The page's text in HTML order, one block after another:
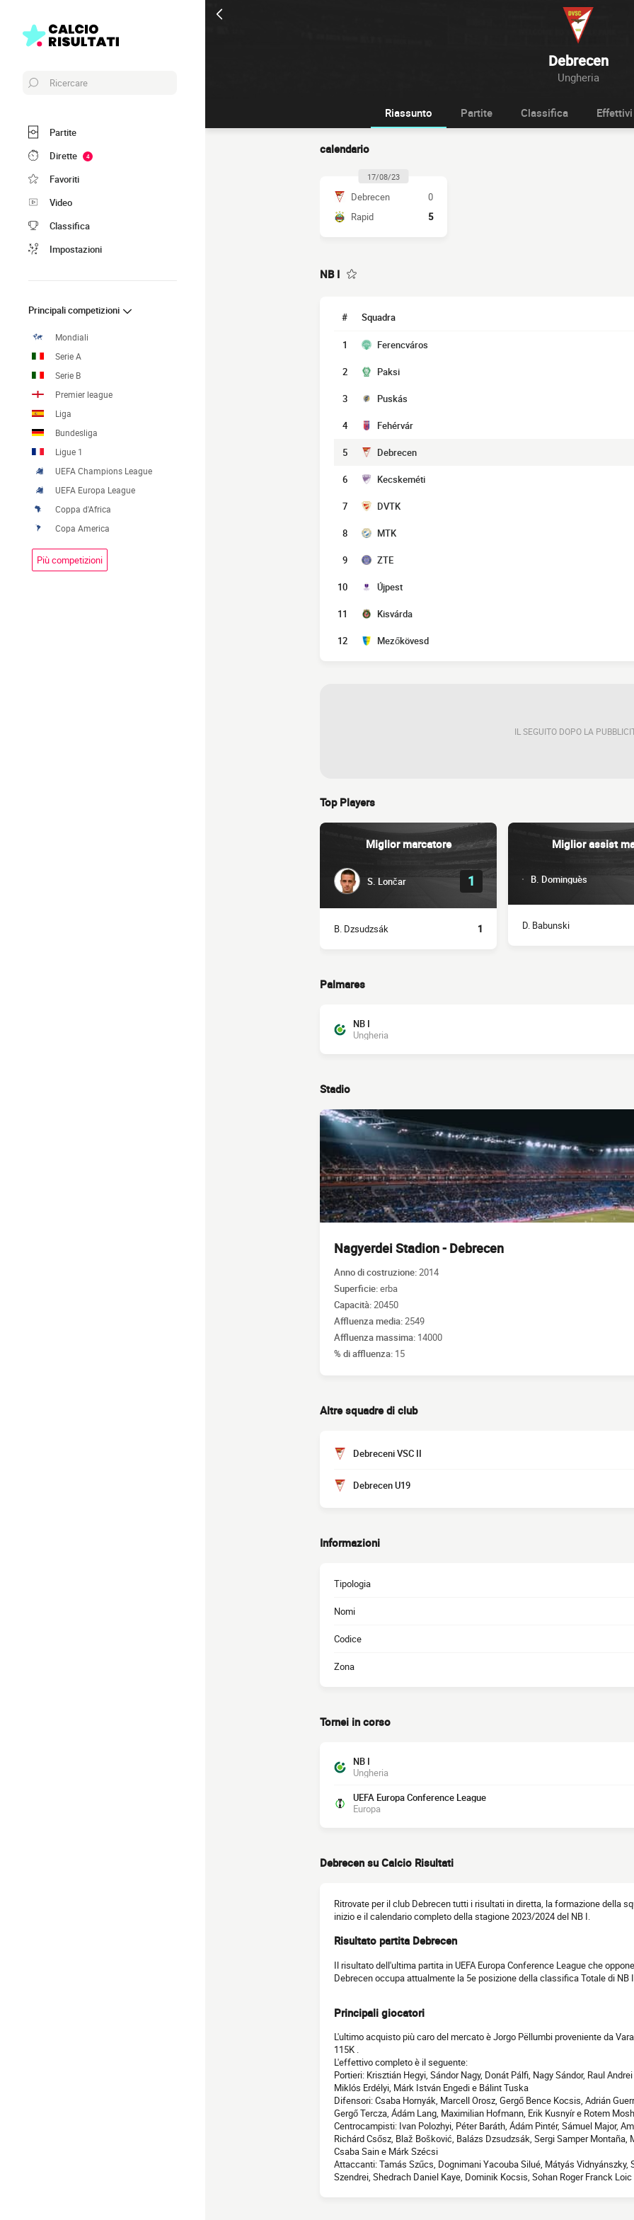
Debrecen
Ungheria
Ricercare
Partite
Dirette
4
Favoriti
Video
Classifica
Impostazioni
Principali competizioni
Mondiali
Serie A
Serie B
Premier league
Liga
Bundesliga
Ligue 1
UEFA Champions League
UEFA Europa League
Coppa d'Africa
Copa America
Più competizioni
Riassunto Partite Classifica Effettivi
calendario
17/08/23
Debrecen
0
Rapid
5
NB I
# Squadra
1 Ferencváros
2 Paksi
3 Puskás
4 Fehérvár
5 Debrecen
6 Kecskeméti
7 DVTK
8 MTK
9 ZTE
10 Újpest
11 Kisvárda
12 Mezőkövesd
IL SEGUITO DOPO LA
Top Players
Miglior marcatore
S. Lončar 1
B. Dzsudzsák 1
Miglior assist
B. Dominguès
D. Babunski
Palmares
NB I
Ungheria
Stadio
Nagyerdei Stadion - Debrecen
Anno di costruzione:2014
Superficie:erba
Capacità:20450
Affluenza media:2549
Affluenza massima: 14000
% di affluenza: 15
Altre squadre di club
Debreceni VSC II
Debrecen U19
Informazioni
Tipologia
Nomi
Codice
Zona
Tornei in corso
NB I
Ungheria
UEFA Europa Conference League
Europa
Debrecen su Calcio Risultati
Ritrovate per il club Debrecen tutti i risultati in diretta, la formazione della
inizio e il calendario completo della stagione 2023/2024 del NB I.
Risultato partita Debrecen
Il risultato dell'ultima partita in UEFA Europa Conference League che
Debrecen occupa attualmente la 5e posizione della classifica Totale di NB
Principali giocatori
L'ultimo acquisto più caro del mercato è Jorgo Pëllumbi proveniente da
115K .
L'effettivo completo è il seguente:
Portieri: Krisztián Hegyi, Sándor Nagy, Donát Pálfi, Nagy Sándor, Raul
Miklós Erdélyi, Márk István Engedi e Bálint Tuska
Difensori: Csaba Hornyák, Marcell Orosz, Gergő Bence Kocsis, Adrián
Gergő Tercza, Ádám Lang, Maximilian Hofmann, Erik Kusnyír e Rotem
Centrocampisti: Ivan Polozhyi, Péter Baráth, Ádám Pintér, Sámuel Major,
Richárd Csősz, Blaž Bošković, Balázs Dzsudzsák, Sergi Samper
Csaba Sain e Márk Szécsi
Attaccanti: Tamás Szűcs, Dognimani Yacouba Silué, Mátyás
Szendrei, Shedrach Daniel Kaye, Dominik Kocsis, Sohan Roger Franck